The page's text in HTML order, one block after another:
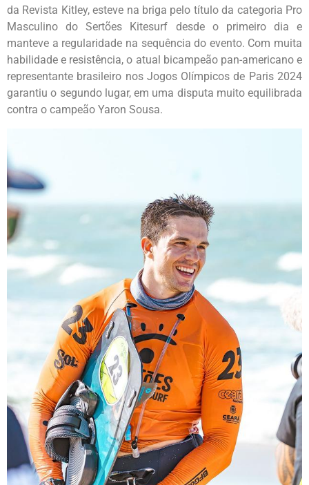
da Revista Kitley, esteve na briga pelo título da categoria Pro
Masculino do Sertões Kitesurf desde o primeiro dia e
manteve a regularidade na sequência do evento. Com muita
habilidade e resistência, o atual bicampeão pan-americano e
representante brasileiro nos Jogos Olímpicos de Paris 2024
garantiu o segundo lugar, em uma disputa muito equilibrada
contra o campeão Yaron Sousa.